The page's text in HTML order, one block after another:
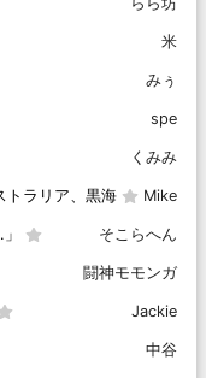
米
みぅ
spe
くみみ
トラリア、黒海 Mike
そこらへん
闘神モモンガ
Jackie
中谷